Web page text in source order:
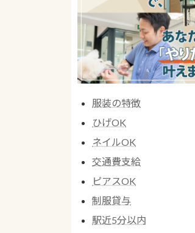
服装の特徴
ひげOK
ネイルOK
交通費支給
ピアスOK
制服貸与
駅近5分以内